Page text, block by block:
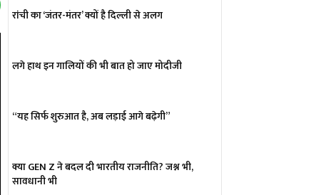
रांची का ‘जंतर-मंतर’ क्यों है दिल्ली से अलग
लगे हाथ इन गालियों की भी बात हो जाए मोदीजी
“यह सिर्फ शुरुआत है, अब लड़ाई आगे बढ़ेगी”
क्या GEN Z ने बदल दी भारतीय राजनीति? जश्न भी,
सावधानी भी